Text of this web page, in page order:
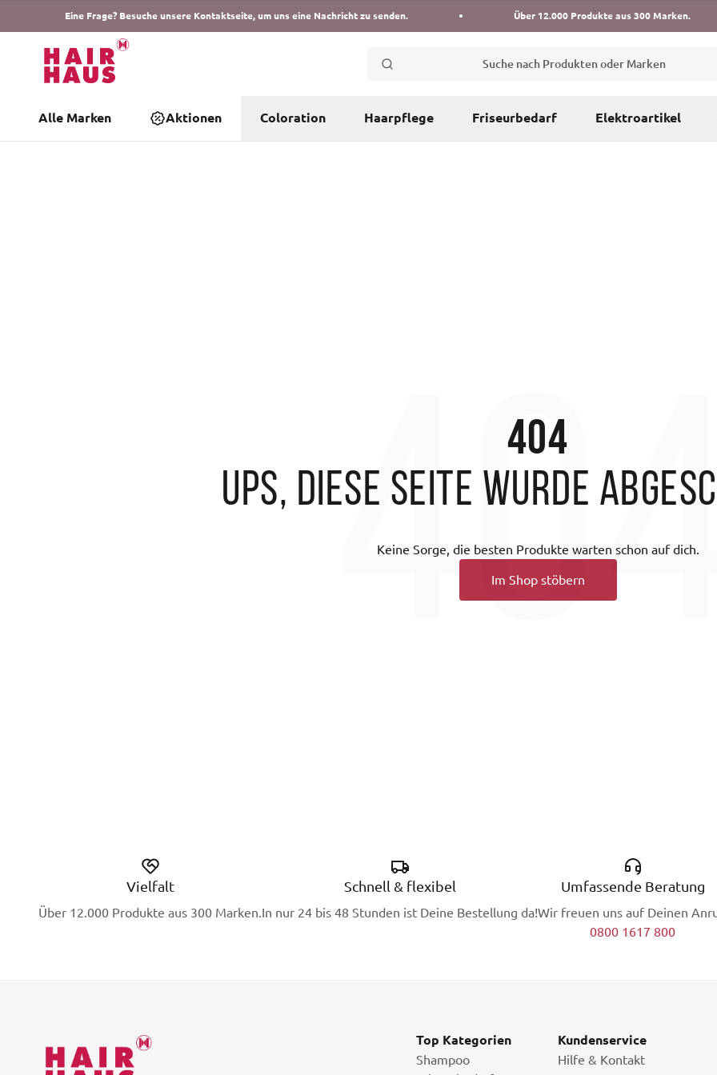
Eine Frage? Besuche unsere Kontaktseite, um uns eine Nachricht zu senden. Über 12.000 Produkte aus 300 Marken.
Suche nach Produkten oder Marken
Alle Marken Aktionen Coloration Haarpflege Friseurbedarf Elektroartikel
404
Ups, diese Seite wurde
Keine Sorge, die besten Produkte warten schon auf dich.
Im Shop stöbern
Vielfalt
Über 12.000 Produkte aus 300 Marken.
Schnell & flexibel
In nur 24 bis 48 Stunden ist Deine Bestellung da!
Umfassende Beratung
Wir freuen uns auf Deinen
0800 1617 800
Top Kategorien
Shampoo
Kundenservice
Hilfe & Kontakt